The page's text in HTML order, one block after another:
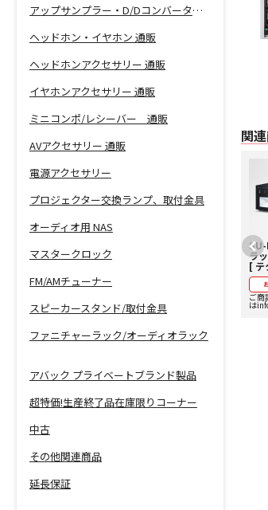
アップサンプラー・D/Dコンバーター 通販
ヘッドホン・イヤホン 通販
ヘッドホンアクセサリー 通販
イヤホンアクセサリー 通販
ミニコンポ/レシーバー 通販
AVアクセサリー 通販
電源アクセサリー
プロジェクター交換ランプ、取付金具
オーディオ用 NAS
マスタークロック
FM/AMチューナー
スピーカースタンド/取付金具
ファニチャーラック/オーディオラック
アバック プライベートブランド製品
超特価!生産終了品在庫限りコーナー
中古
その他関連商品
延長保証
関
info@avac.co.jp迄お
問い合わせください！
ラ
[ テ
リ
【
せ
ご商
は